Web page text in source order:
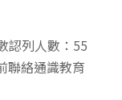
認列人數：55
聯絡通識教育